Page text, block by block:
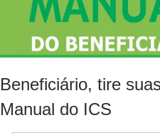
Beneficiário, tire
Manual do ICS